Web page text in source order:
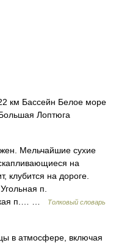
км Бассейн Белое море
Лоптюга
Мельчайшие сухие
на
клубится на дороге.
п.
п.… …
Толковый словарь
в атмосфере, включая